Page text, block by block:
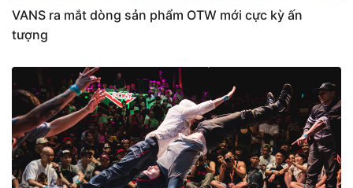
VANS ra mắt dòng sản phẩm OTW mới cực kỳ ấn
tượng